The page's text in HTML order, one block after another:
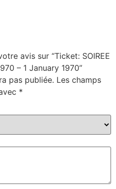
avis sur “Ticket: SOIREE
– 1 January 1970”
pas publiée. Les champs
*